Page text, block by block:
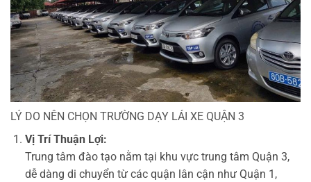
LÝ DO NÊN CHỌN TRƯỜNG DẠY LÁI XE QUẬN 3
Vị Trí Thuận Lợi:
Trung tâm đào tạo nằm tại khu vực trung tâm Quận 3,
dễ dàng di chuyển từ các quận lân cận như Quận 1,